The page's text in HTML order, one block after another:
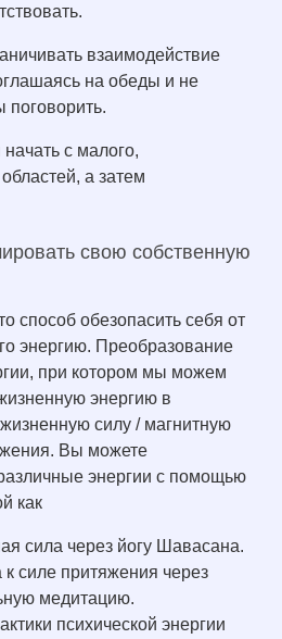
взаимодействие
на обеды и не
поговорить.
с малого,
а затем
свою собственную
способ обезопасить себя от
энергию. Преобразование
при котором мы можем
энергию в
силу / магнитную
Вы можете
энергии с помощью
как
сила через йогу Шавасана.
силе притяжения через
медитацию.
психической энергии